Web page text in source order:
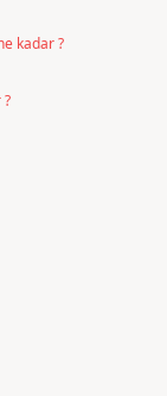
kadar ?